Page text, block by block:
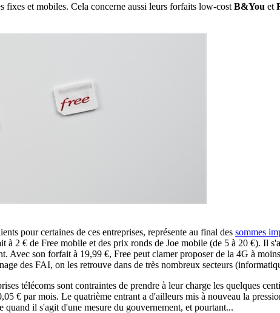
fixes et mobiles. Cela concerne aussi leurs forfaits low-cost B&You et
pour certaines de ces entreprises, représente au final des sommes
2 € de Free mobile et des prix ronds de Joe mobile (de 5 à 20 €). Il
Avec son forfait à 19,99 €, Free peut clamer proposer de la 4G à
des FAI, on les retrouve dans de très nombreux secteurs
télécoms sont contraintes de prendre à leur charge les quelques
€ par mois. Le quatrième entrant a d'ailleurs mis à nouveau la
il s'agit d'une mesure du gouvernement, et pourtant...